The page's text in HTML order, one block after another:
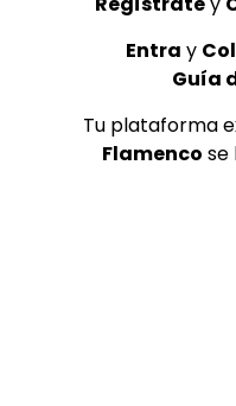
TELEVISIONES
Yuka
FLAMENCO 4K
0
2.7K
Entra y
Guía
Tu plataforma
Flamenco se